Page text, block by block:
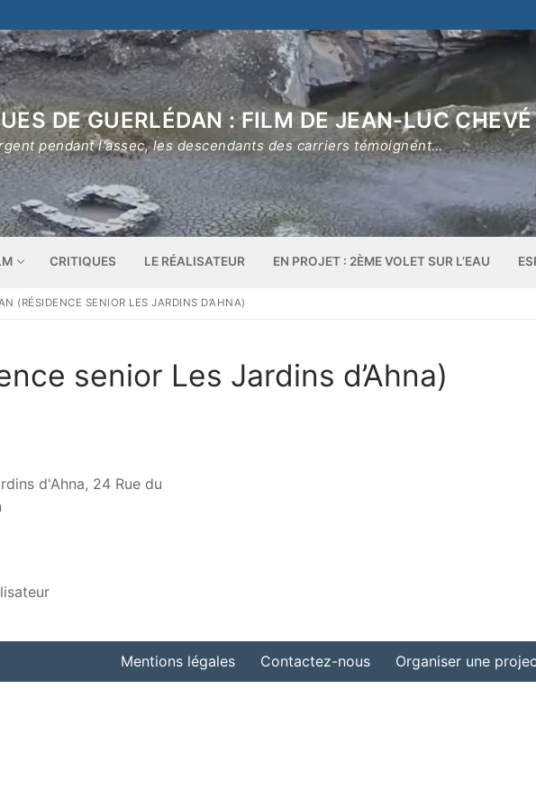
DE GUERLÉDAN : FILM DE JEAN-LUC CHEVÉ
pendant l'assec, les descendants des carriers témoignent…
CRITIQUES LE RÉALISATEUR EN PROJET : 2ÈME VOLET SUR L’EAU
(RÉSIDENCE SENIOR LES JARDINS D’AHNA)
senior Les Jardins d’Ahna)
d'Ahna, 24 Rue du
Mentions légales Contactez-nous Organiser une